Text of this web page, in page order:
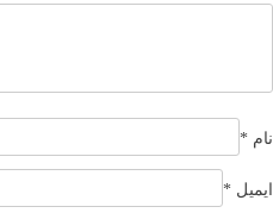
نام *
ایمیل *